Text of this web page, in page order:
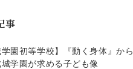
事
学園初等学校】『動く身体』か
学園が求める子ども像